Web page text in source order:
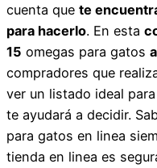
cuenta que te
para hacerlo. En esta
15 omegas para gatos
compradores que
ver un listado ideal
te ayudará a decidir.
para gatos en linea
tienda en linea es